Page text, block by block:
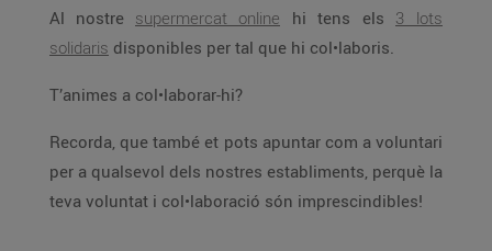
Al nostre supermercat online hi tens els 3 lots
solidaris disponibles per tal que hi col•laboris.
T’animes a col•laborar-hi?
Recorda, que també et pots apuntar com a voluntari
per a qualsevol dels nostres establiments, perquè la
teva voluntat i col•laboració són imprescindibles!